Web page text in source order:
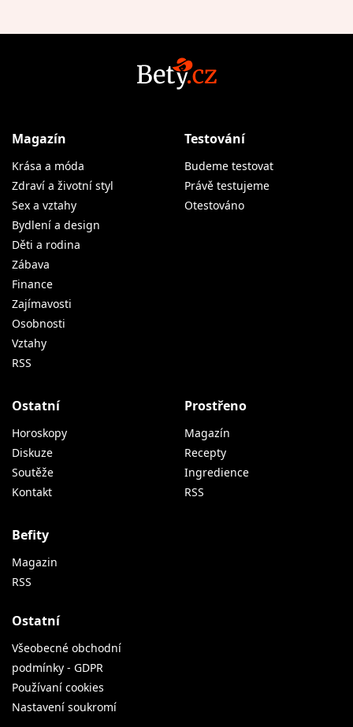
Magazín
Krása a móda
Zdraví a životní styl
Sex a vztahy
Bydlení a design
Děti a rodina
Zábava
Finance
Zajímavosti
Osobnosti
Vztahy
RSS
Testování
Budeme testovat
Právě testujeme
Otestováno
Ostatní
Horoskopy
Diskuze
Soutěže
Kontakt
Prostřeno
Magazín
Recepty
Ingredience
RSS
Befity
Magazin
RSS
Ostatní
Všeobecné obchodní
podmínky - GDPR
Používaní cookies
Nastavení soukromí